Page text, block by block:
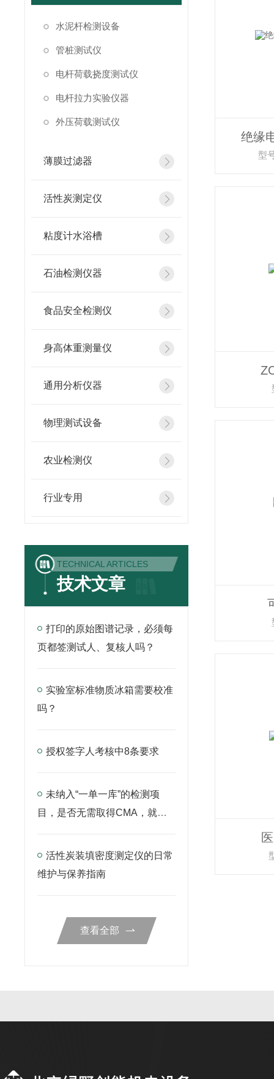
水泥杆检测设备
管桩测试仪
电杆荷载挠度测试仪
电杆拉力实验仪器
外压荷载测试仪
薄膜过滤器
活性炭测定仪
粘度计水浴槽
石油检测仪器
食品安全检测仪
身高体重测量仪
通用分析仪器
物理测试设备
农业检测仪
行业专用
TECHNICAL ARTICLES
技术文章
打印的原始图谱记录，必须每
页都签测试人、复核人吗？
实验室标准物质冰箱需要校准
吗？
授权签字人考核中8条要求
未纳入“一单一库”的检测项
目，是否无需取得CMA，就可
活性炭装填密度测定仪的日常
维护与保养指南
查看全部
绝缘
型